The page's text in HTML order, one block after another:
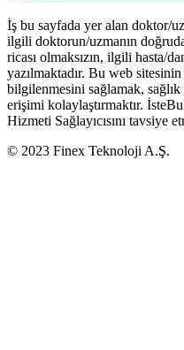
İş bu sayfada yer alan doktor/
ilgili doktorun/uzmanın
ricası olmaksızın, ilgili hasta/
yazılmaktadır. Bu web
bilgilenmesini sağlamak, sağlık
erişimi kolaylaştırmaktır.
Hizmeti Sağlayıcısını tavsiye
© 2023 Finex Teknoloji A.Ş.